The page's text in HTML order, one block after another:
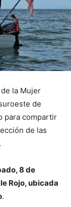
la Mujer
de
para compartir
de las
8 de
Rojo, ubicada
.